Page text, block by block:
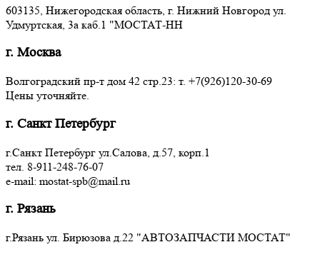
603135, Нижегородская область, г. Нижний Новгород ул.
Удмуртская, 3a каб.1 "МОСТАТ-НН
г. Москва
Волгоградский пр-т дом 42 стр.23: т. +7(926)120-30-69
Цены уточняйте.
г. Санкт Петербург
г.Санкт Петербург ул.Салова, д.57, корп.1
тел. 8-911-248-76-07
e-mail: mostat-spb@mail.ru
г. Рязань
г.Рязань ул. Бирюзова д.22 "АВТОЗАПЧАСТИ МОСТАТ"